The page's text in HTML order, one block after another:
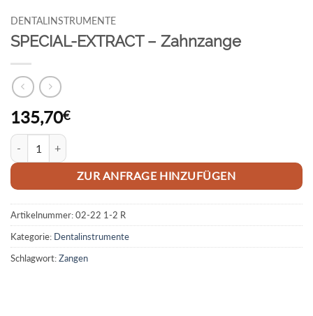
DENTALINSTRUMENTE
SPECIAL-EXTRACT – Zahnzange
135,70€
SPECIAL-EXTRACT - Zahnzange Menge
ZUR ANFRAGE HINZUFÜGEN
Artikelnummer:02-22 1-2 R
Kategorie: Dentalinstrumente
Schlagwort:Zangen